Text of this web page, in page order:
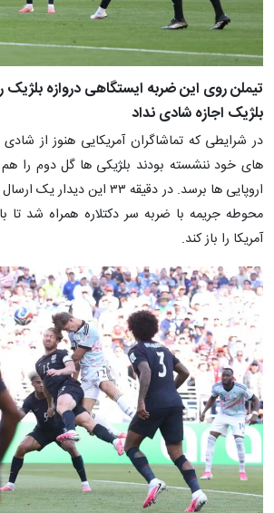
تیملن روی این ضربه ایستگاهی دروازه بلژیک
بلژیک اجازه شادی نداد
در شرایطی که تماشاگران آمریکایی هنوز از
های خود ننشسته بودند بلژیکی ها گل دوم را هم
اروپایی ها برسد. در دقیقه ۳۳
محوطه جریمه با ضربه سر دکتلاره همراه شد تا
آمریکا را باز کند.